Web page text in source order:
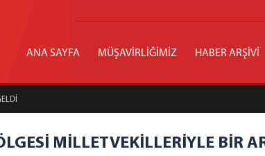
ANA SAYFA MÜŞAVİRLİĞİMİZ HABER ARŞİVİ
MİLLETVEKİLLERİYLE BİR